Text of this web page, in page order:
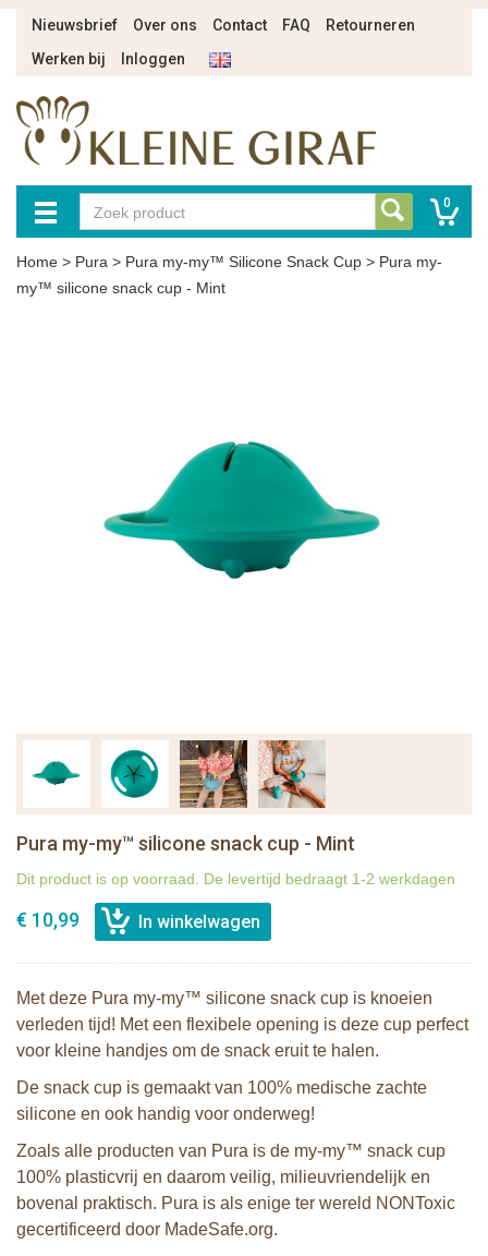
Nieuwsbrief Over ons Contact FAQ
Retourneren
Werken bij
Inloggen
0
Home > Pura > Pura my-my™ Silicone Snack Cup > Pura my-
my™ silicone snack cup - Mint
Pura my-my™ silicone snack cup - Mint
Dit product is op voorraad. De levertijd bedraagt 1-2 werkdagen
€ 10,99
Met deze Pura my-my™ silicone snack cup is knoeien
verleden tijd! Met een flexibele opening is deze cup perfect
voor kleine handjes om de snack eruit te halen.
De snack cup is gemaakt van 100% medische zachte
silicone en ook handig voor onderweg!
Zoals alle producten van Pura is de my-my™ snack cup
100% plasticvrij en daarom veilig, milieuvriendelijk en
bovenal praktisch. Pura is als enige ter wereld NONToxic
gecertificeerd door MadeSafe.org.